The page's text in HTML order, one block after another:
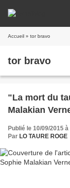
Accueil » tor bravo
tor bravo
"La mort du
Malakian
Publié le 10/09/2015
Par LO TAURE ROGE